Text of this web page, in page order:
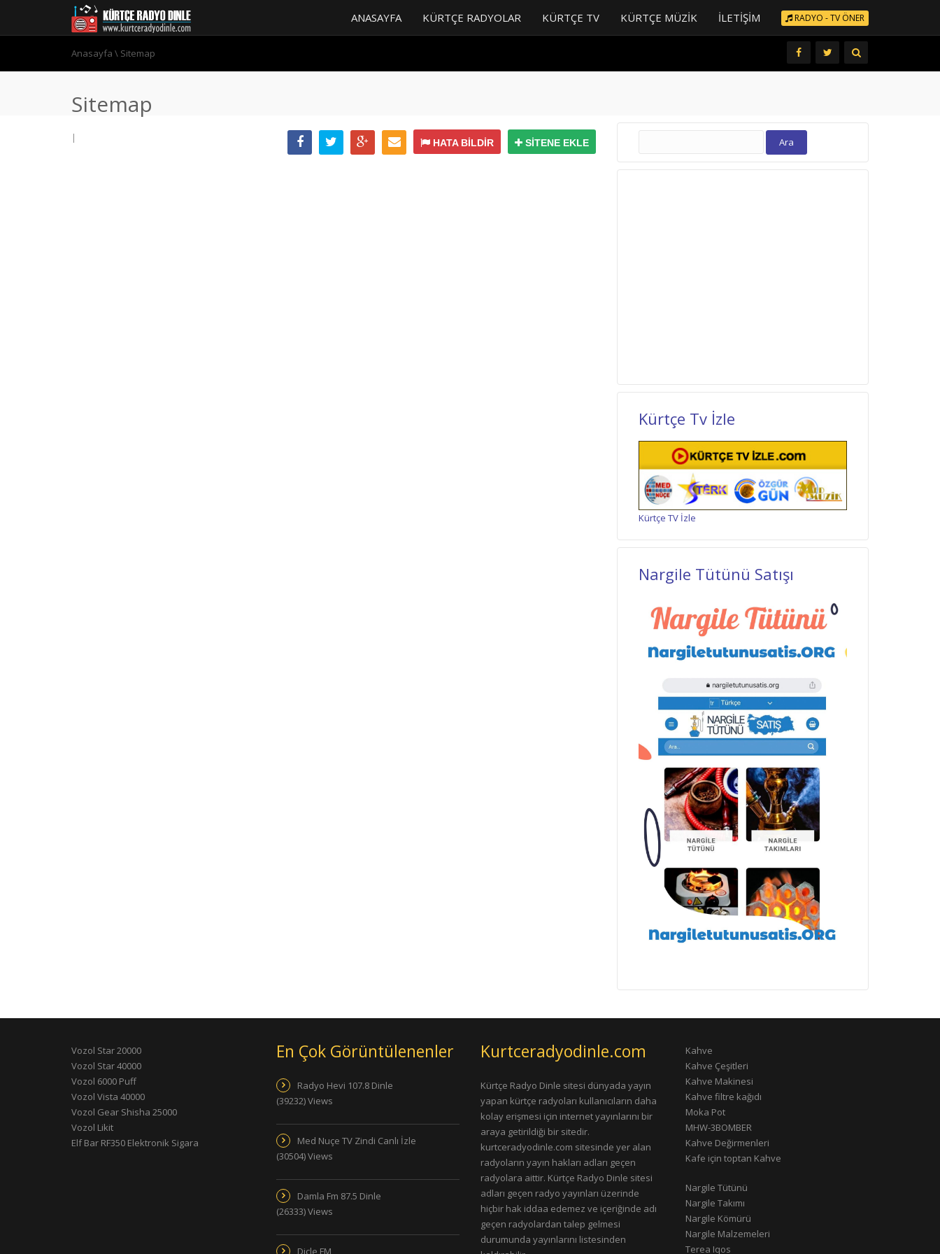
RADYO - TV ÖNER
ANASAYFA KÜRTÇE RADYOLAR KÜRTÇE TV KÜRTÇE MÜZIK İLETIŞIM
Anasayfa \ Sitemap
Sitemap
| HATA BİLDİR SİTENE EKLE
Arama:
Kürtçe Tv İzle
Kürtçe TV İzle
Nargile Tütünü Satışı
Vozol Star 20000
Vozol Star 40000
Vozol 6000 Puff
Vozol Vista 40000
Vozol Gear Shisha 25000
Vozol Likit
Elf Bar RF350 Elektronik Sigara
En Çok Görüntülenenler
Radyo Hevi 107.8 Dinle
(39232) Views
Med Nuçe TV Zindi Canlı İzle
(30504) Views
Damla Fm 87.5 Dinle
(26333) Views
Kurtceradyodinle.com
Kürtçe Radyo Dinle sitesi dünyada yayın
yapan kürtçe radyoları kullanıcıların daha
kolay erişmesi için internet yayınlarını bir
araya getirildiği bir sitedir.
kurtceradyodinle.com sitesinde yer alan
radyoların yayın hakları adları geçen
radyolara aittir. Kürtçe Radyo Dinle sitesi
adları geçen radyo yayınları üzerinde
hiçbir hak iddaa edemez ve içeriğinde adı
geçen radyolardan talep gelmesi
durumunda yayınlarını listesinden
Kahve
Kahve Çeşitleri
Kahve Makinesi
Kahve filtre kağıdı
Moka Pot
MHW-3BOMBER
Kahve Değirmenleri
Kafe için toptan Kahve
Nargile Tütünü
Nargile Takımı
Nargile Kömürü
Nargile Malzemeleri
Terea Iqos